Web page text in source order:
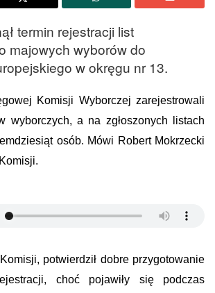
termin rejestracji list
majowych wyborów do
w okręgu nr 13.
Komisji Wyborczej zarejestrowali
wyborczych, a na zgłoszonych listach
osób. Mówi Robert Mokrzecki
potwierdził dobre przygotowanie
choć pojawiły się podczas